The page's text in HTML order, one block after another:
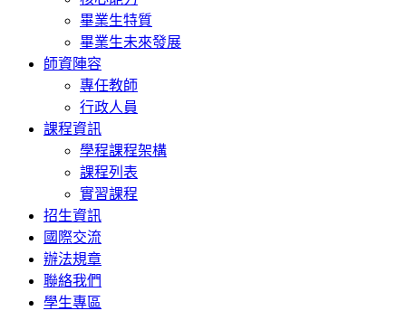
畢業生特質
畢業生未來發展
師資陣容
專任教師
行政人員
課程資訊
學程課程架構
課程列表
實習課程
招生資訊
國際交流
辦法規章
聯絡我們
學生專區